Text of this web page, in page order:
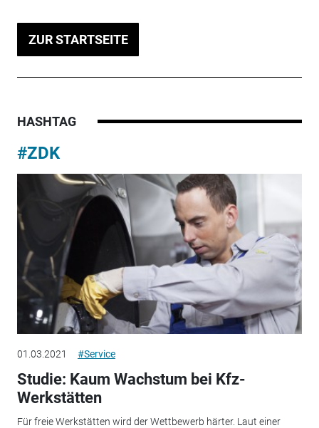
ZUR STARTSEITE
HASHTAG
#ZDK
01.03.2021 #Service
Studie: Kaum Wachstum bei Kfz-
Werkstätten
Für freie Werkstätten wird der Wettbewerb härter. Laut einer